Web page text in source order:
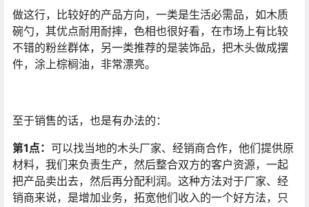
做这行，比较好的产品方向，一类是生活必需品，如木质
碗勺，其优点耐用耐摔，色相也很好看，在市场上有比较
不错的粉丝群体，另一类推荐的是装饰品，把木头做成摆
件，涂上棕榈油，非常漂亮。
至于销售的话，也是有办法的：
第1点： 可以找当地的木头厂家、经销商合作，他们提供原
材料，我们来负责生产，然后整合双方的客户资源，一起
把产品卖出去，然后再分配利润。这种方法对于厂家、经
销商来说，是增加业务，拓宽他们收入的一个好方法，只